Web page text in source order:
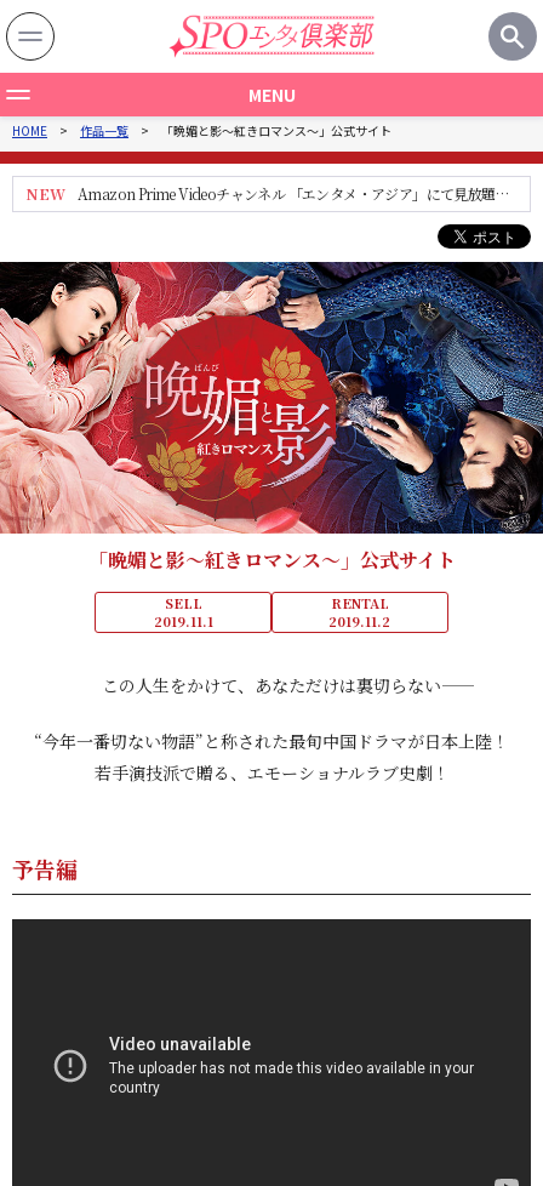
MENU
一覧
国から探す
記事
一覧
HOME 作品一覧 「晩媚と影～紅きロマンス～」公式サイト
NEW
Amazon Prime Videoチャンネル 「エンタメ・アジア」にて見放題配
「晩媚と影～紅きロマンス～」公式サイト
SELL
2019.11.1
RENTAL
2019.11.2
この人生をかけて、あなただけは裏切らない――
“今年一番切ない物語”と称された最旬中国ドラマが日本上陸！
若手演技派で贈る、エモーショナルラブ史劇！
予告編